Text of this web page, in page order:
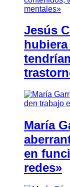
Jesús
María
en
redes»